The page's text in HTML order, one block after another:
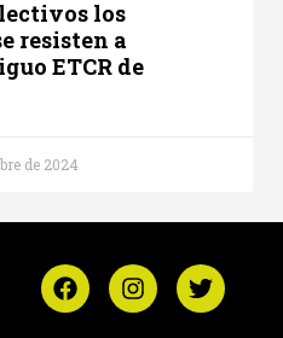
los
resisten a
ETCR de
de 2024